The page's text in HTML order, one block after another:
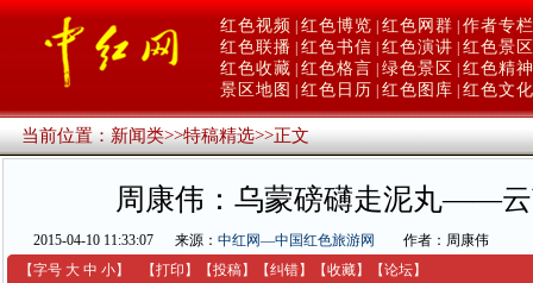
红色视频 红色博览 红色网群 作者专栏
红色联播 红色书信 红色演讲 红色景区
红色收藏 红色格言 绿色景区
红色精神
景区地图
红色日历 红色图库 红色文化
当前位置：新闻类>>特稿精选>>正文
周康伟：乌蒙磅礴走泥丸——
2015-04-10 11:33:07 来源： 中红网—中国红色旅游网
作者：周康伟
【字号 大 中 小】 【打印 】 【投稿】 【纠错】 【收藏】 【论坛】